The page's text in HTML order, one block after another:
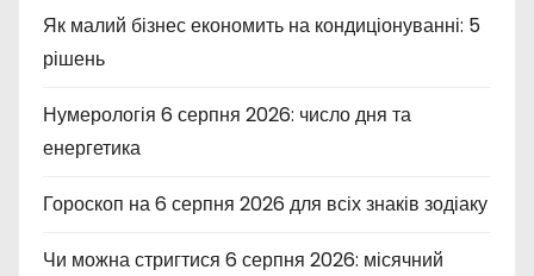
Як малий бізнес економить на кондиціонуванні: 5
рішень
Нумерологія 6 серпня 2026: число дня та
енергетика
Гороскоп на 6 серпня 2026 для всіх знаків зодіаку
Чи можна стригтися 6 серпня 2026: місячний